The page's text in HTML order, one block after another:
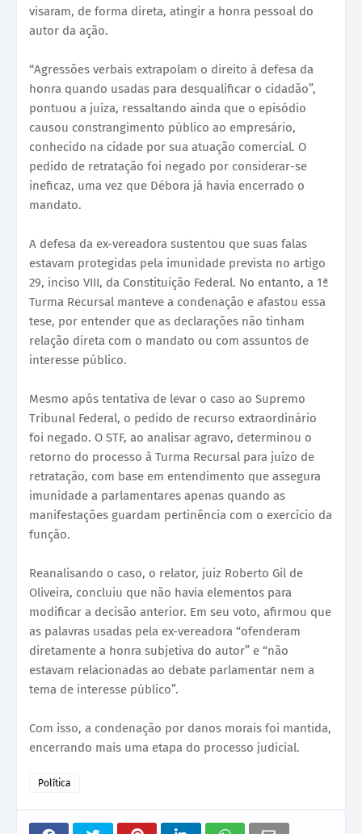
visaram, de forma direta, atingir a honra pessoal do
autor da ação.
“Agressões verbais extrapolam o direito à defesa da
honra quando usadas para desqualificar o cidadão”,
pontuou a juíza, ressaltando ainda que o episódio
causou constrangimento público ao empresário,
conhecido na cidade por sua atuação comercial. O
pedido de retratação foi negado por considerar-se
ineficaz, uma vez que Débora já havia encerrado o
mandato.
A defesa da ex-vereadora sustentou que suas falas
estavam protegidas pela imunidade prevista no artigo
29, inciso VIII, da Constituição Federal. No entanto, a 1ª
Turma Recursal manteve a condenação e afastou essa
tese, por entender que as declarações não tinham
relação direta com o mandato ou com assuntos de
interesse público.
Mesmo após tentativa de levar o caso ao Supremo
Tribunal Federal, o pedido de recurso extraordinário
foi negado. O STF, ao analisar agravo, determinou o
retorno do processo à Turma Recursal para juízo de
retratação, com base em entendimento que assegura
imunidade a parlamentares apenas quando as
manifestações guardam pertinência com o exercício da
função.
Reanalisando o caso, o relator, juiz Roberto Gil de
Oliveira, concluiu que não havia elementos para
modificar a decisão anterior. Em seu voto, afirmou que
as palavras usadas pela ex-vereadora “ofenderam
diretamente a honra subjetiva do autor” e “não
estavam relacionadas ao debate parlamentar nem a
tema de interesse público”.
Com isso, a condenação por danos morais foi mantida,
encerrando mais uma etapa do processo judicial.
Política